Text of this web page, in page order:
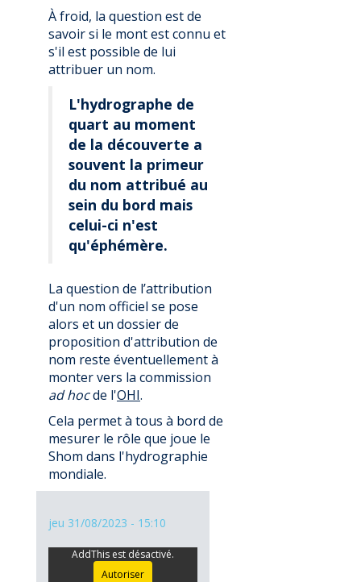
À froid, la question est de
savoir si le mont est connu et
s'il est possible de lui
attribuer un nom.
L'hydrographe de
quart au moment
de la découverte a
souvent la primeur
du nom attribué au
sein du bord mais
celui-ci n'est
qu'éphémère.
La question de l’attribution
d'un nom officiel se pose
alors et un dossier de
proposition d'attribution de
nom reste éventuellement à
monter vers la commission
ad hocde l'OHI.
Cela permet à tous à bord de
mesurer le rôle que joue le
Shom dans l'hydrographie
mondiale.
jeu 31/08/2023 - 15:10
AddThis est désactivé.
Autoriser